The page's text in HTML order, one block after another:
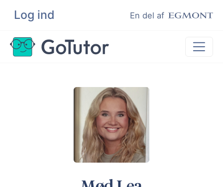
Log ind En del af
Søg
Lektiehjælp
Hjælp til ordblinde
Kundeudtalelser